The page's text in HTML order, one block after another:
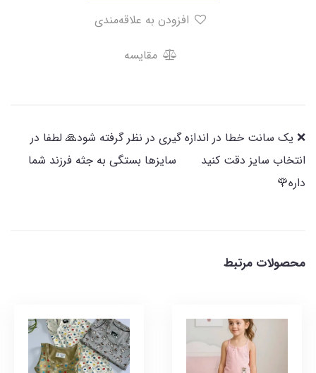
مقایسه
❌️ یک سانت خطا در اندازه گیری در نظر گرفته شود🙏 لطفا در
انتخاب سایز دقت کنید سایزها بستگی به جثه فرزند شما
داره🌹
محصولات مرتبط